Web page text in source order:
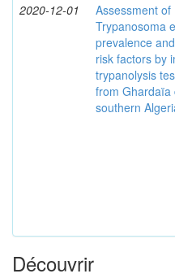
2020-12-01
Assessment of
Trypanosoma
prevalence
risk factors by
trypanolysis
from Ghardaïa
southern
Découvrir